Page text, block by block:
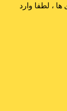
، لطفا وارد